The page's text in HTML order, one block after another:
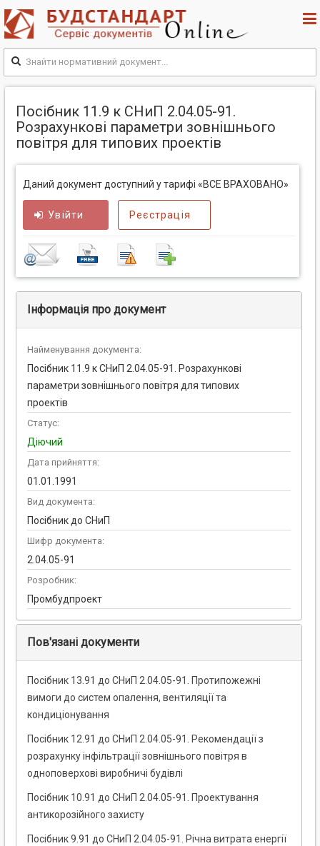
Посібник 11.9 к СНиП 2.04.05-91.
Розрахункові параметри зовнішнього
повітря для типових проектів
Даний документ доступний у тарифі «ВСЕ ВРАХОВАНО»
Увійти Реєстрація
Інформація про документ
Найменування документа:
Посібник 11.9 к СНиП 2.04.05-91. Розрахункові
параметри зовнішнього повітря для типових
проектів
Статус:
Діючий
Дата прийняття:
01.01.1991
Вид документа:
Посібник до СНиП
Шифр документа:
2.04.05-91
Розробник:
Промбудпроект
Пов'язані документи
Посібник 13.91 до СНиП 2.04.05-91. Протипожежні
вимоги до систем опалення, вентиляції та
кондиціонування
Посібник 12.91 до СНиП 2.04.05-91. Рекомендації з
розрахунку інфільтрації зовнішнього повітря в
одноповерхові виробничі будівлі
Посібник 10.91 до СНиП 2.04.05-91. Проектування
антикорозійного захисту
Посібник 9.91 до СНиП 2.04.05-91. Річна витрата енергії